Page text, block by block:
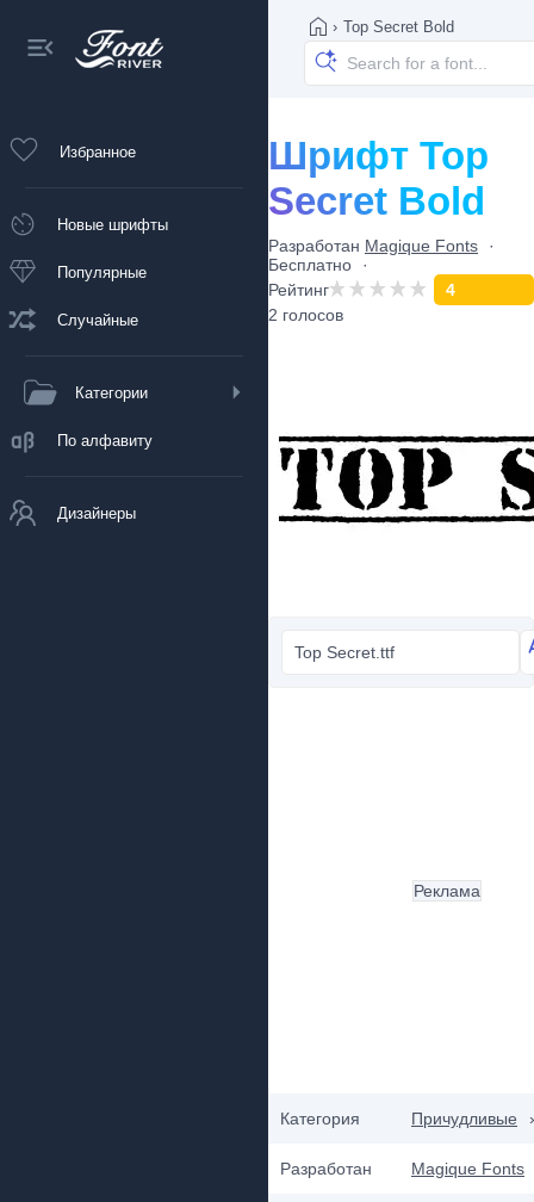
Избранное
Новые шрифты
Популярные
Случайные
Категории
По алфавиту
Дизайнеры
› Top Secret Bold
Шрифт Top
Secret Bold
Разработан Magique Fonts
Бесплатно
Рейтинг
4
2 голосов
Top Secret.ttf
Категория Причудливые ›
Разработан Magique Fonts
Реклама